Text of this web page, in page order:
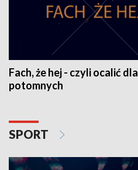
Fach, że hej - czyli ocalić dla
potomnych
SPORT